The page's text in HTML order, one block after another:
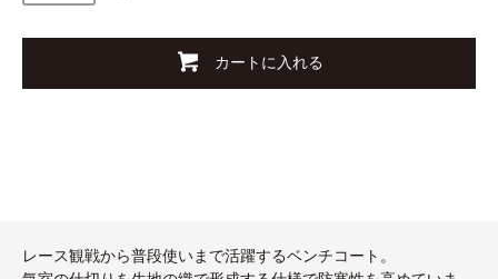
カートに入れる
レース観戦から普段使いまで活躍するベンチコート。